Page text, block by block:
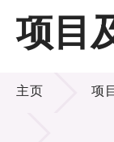
主页
关于LSCM
技术商品
项目
项目及资助计划
主页 项